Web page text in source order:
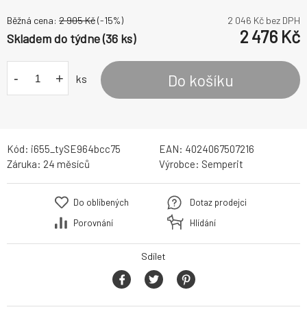
Běžná cena: 2 905Kč(-15%) 2 046 Kč bez DPH
Skladem do týdne (36 ks) 2 476 Kč
- + ks Do košíku
Kód: i655_tySE964bcc75 EAN: 4024067507216
Záruka: 24 měsíců Výrobce: Semperit
Do oblíbených
Porovnání
Dotaz prodejci
Hlídání
Sdílet